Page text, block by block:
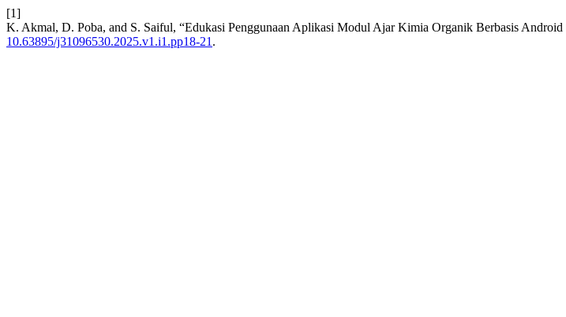
[1]
K. Akmal, D. Poba, and S. Saiful, “Edukasi Penggunaan Aplikasi Modul Ajar Kimia Organik Berbasis Android
10.63895/j31096530.2025.v1.i1.pp18-21 .